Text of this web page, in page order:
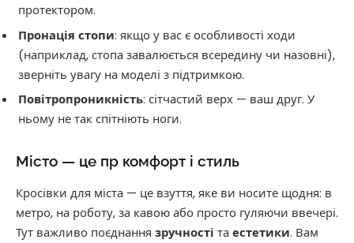
протектором.
Пронація стопи: якщо у вас є особливості ходи
(наприклад, стопа завалюється всередину чи назовні),
зверніть увагу на моделі з підтримкою.
Повітропроникність: сітчастий верх — ваш друг. У
ньому не так спітніють ноги.
Місто — це пр комфорт і стиль
Кросівки для міста — це взуття, яке ви носите щодня: в
метро, на роботу, за кавою або просто гуляючи ввечері.
Тут важливо поєднання зручності та естетики. Вам